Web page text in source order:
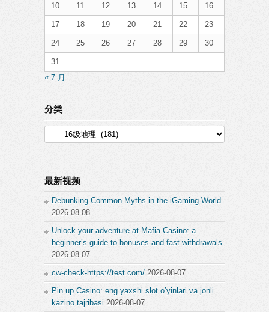
10 11 12 13 14 15 16
17 18 19 20 21 22 23
24 25 26 27 28 29 30
31
« 7 月
分类
类
最新视频
Debunking Common Myths in the iGaming World
2026-08-08
Unlock your adventure at Mafia Casino: a
beginner’s guide to bonuses and fast withdrawals
2026-08-07
cw-check-https://test.com/ 2026-08-07
Pin up Casino: eng yaxshi slot o’yinlari va jonli
kazino tajribasi 2026-08-07